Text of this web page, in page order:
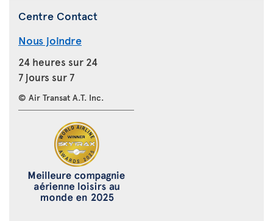
Centre Contact
Nous joindre
24 heures sur 24
7 jours sur 7
© Air Transat A.T. Inc.